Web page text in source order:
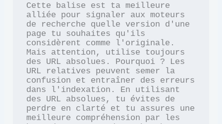
Cette balise est ta meilleure
alliée pour signaler aux moteurs
de recherche quelle version d'une
page tu souhaites qu'ils
considèrent comme l'originale.
Mais attention, utilise toujours
des URL absolues. Pourquoi ? Les
URL relatives peuvent semer la
confusion et entraîner des erreurs
dans l'indexation. En utilisant
des URL absolues, tu évites de
perdre en clarté et tu assures une
meilleure compréhension par les